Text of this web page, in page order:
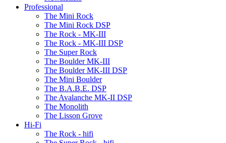
Professional
The Mini Rock
The Mini Rock DSP
The Rock - MK-III
The Rock - MK-III DSP
The Super Rock
The Boulder MK-III
The Boulder MK-III DSP
The Mini Boulder
The B.A.B.E. DSP
The Avalanche MK-II DSP
The Monolith
The Lisson Grove
Hi-Fi
The Rock - hifi